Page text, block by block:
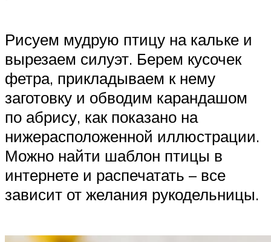
Рисуем мудрую птицу на кальке и
вырезаем силуэт. Берем кусочек
фетра, прикладываем к нему
заготовку и обводим карандашом
по абрису, как показано на
нижерасположенной иллюстрации.
Можно найти шаблон птицы в
интернете и распечатать – все
зависит от желания рукодельницы.